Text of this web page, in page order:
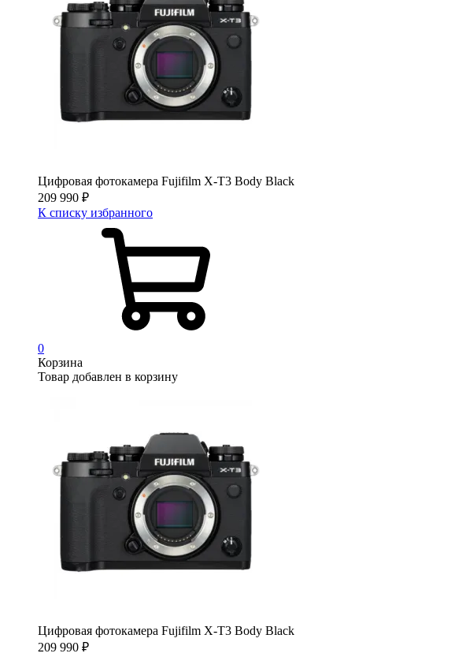
Цифровая фотокамера Fujifilm X-T3 Body Black
209 990 ₽
К списку избранного
0
Корзина
Товар добавлен в корзину
Цифровая фотокамера Fujifilm X-T3 Body Black
209 990 ₽